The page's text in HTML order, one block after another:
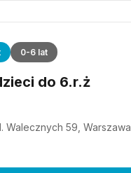
0-6 lat
do 6.r.ż
Walecznych 59, Warszawa